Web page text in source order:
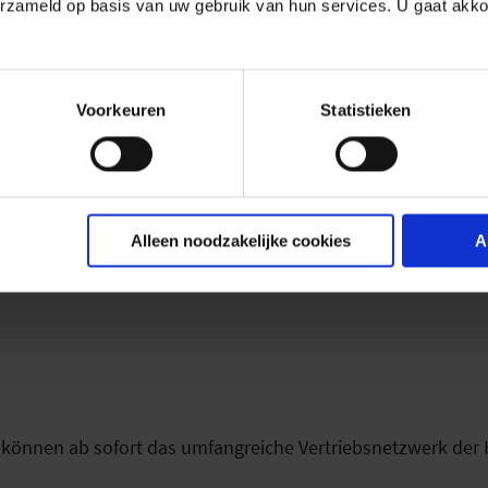
op basis van uw gebruik van hun services. U gaat
Voorkeuren Statistieken
Alleen noodzakelijke cookies
IPTV Applikation können Live Panoramavideos von
Dienst der Deutschen Telekom gestreamt werden.
ab sofort das umfangreiche Vertriebsnetzwerk der